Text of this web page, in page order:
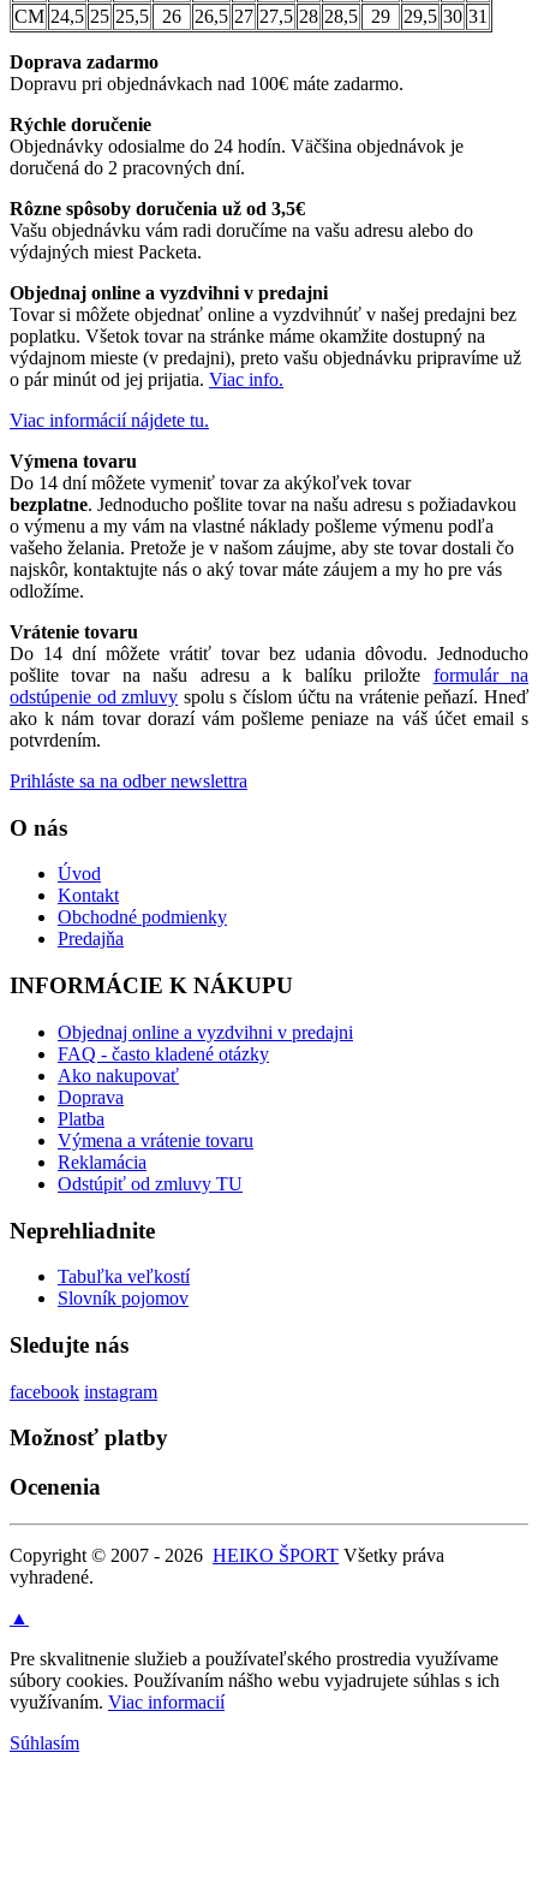
CM 24,5 25 25,5 26 26,5 27 27,5 28 28,5 29 29,5 30 31
Doprava zadarmo
Dopravu pri objednávkach nad 100€ máte zadarmo.
Rýchle doručenie
Objednávky odosialme do 24 hodín. Väčšina objednávok je
doručená do 2 pracovných dní.
Rôzne spôsoby doručenia už od 3,5€
Vašu objednávku vám radi doručíme na vašu adresu alebo do
výdajných miest Packeta.
Objednaj online a vyzdvihni v predajni
Tovar si môžete objednať online a vyzdvihnúť v našej predajni bez
poplatku. Všetok tovar na stránke máme okamžite dostupný na
výdajnom mieste (v predajni), preto vašu objednávku pripravíme už
o pár minút od jej prijatia. Viac info.
Viac informácií nájdete tu.
Výmena tovaru
Do 14 dní môžete vymeniť tovar za akýkoľvek tovar
bezplatne. Jednoducho pošlite tovar na našu adresu s požiadavkou
o výmenu a my vám na vlastné náklady pošleme výmenu podľa
vašeho želania. Pretože je v našom záujme, aby ste tovar dostali čo
najskôr, kontaktujte nás o aký tovar máte záujem a my ho pre vás
odložíme.
Vrátenie tovaru
Do 14 dní môžete vrátiť tovar bez udania dôvodu. Jednoducho
pošlite tovar na našu adresu a k balíku priložte formulár na
odstúpenie od zmluvy spolu s číslom účtu na vrátenie peňazí. Hneď
ako k nám tovar dorazí vám pošleme peniaze na váš účet email s
potvrdením.
Prihláste sa na odber newslettra
O nás
Úvod
Kontakt
Obchodné podmienky
Predajňa
INFORMÁCIE K NÁKUPU
Objednaj online a vyzdvihni v predajni
FAQ - často kladené otázky
Ako nakupovať
Doprava
Platba
Výmena a vrátenie tovaru
Reklamácia
Odstúpiť od zmluvy TU
Neprehliadnite
Tabuľka veľkostí
Slovník pojomov
Sledujte nás
facebook instagram
Možnosť platby
Ocenenia
Copyright © 2007 - 2026 HEIKO ŠPORT Všetky práva
vyhradené.
▲
Pre skvalitnenie služieb a používateľského prostredia využívame
súbory cookies. Používaním nášho webu vyjadrujete súhlas s ich
využívaním. Viac informacií
Súhlasím